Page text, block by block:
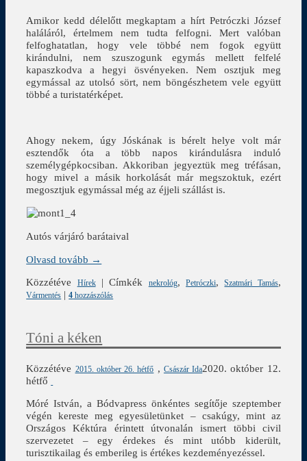
Amikor kedd délelőtt megkaptam a hírt Petróczki József
haláláról, értelmem nem tudta felfogni. Mert valóban
felfoghatatlan, hogy vele többé nem fogok együtt
kirándulni, nem szuszogunk egymás mellett felfelé
kapaszkodva a hegyi ösvényeken. Nem osztjuk meg
egymással az utolsó sört, nem böngészhetem vele együtt
többé a turistatérképet.
Ahogy nekem, úgy Jóskának is bérelt helye volt már
esztendők óta a több napos kirándulásra induló
személygépkocsiban. Akkoriban jegyeztük meg tréfásan,
hogy mivel a másik horkolását már megszoktuk, ezért
megosztjuk egymással még az éjjeli szállást is.
Autós várjáró barátaival
Olvasd tovább →
Közzétéve
Hírek|Címkék nekrológ,Petróczki,Szatmári Tamás,
Vármentés |4 hozzászólás
Tóni a kéken
Közzétéve 2015. október 26. hétfő , Császár Ida2020. október 12.
hétfő
Móré István, a Bódvapress önkéntes segítője szeptember
végén kereste meg egyesületünket – csakúgy, mint az
Országos Kéktúra érintett útvonalán ismert többi civil
szervezetet – egy érdekes és mint utóbb kiderült,
turisztikailag és emberileg is értékes kezdeményezéssel.